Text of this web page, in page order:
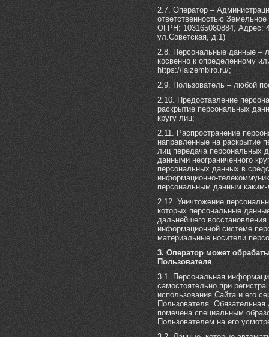
2.7. Оператор –
ответственностью
ОГРН: 103165080884, Адрес:
ул.Советская, д.1)
2.8. Персональные данные –
косвенно к определенному
https://laizembiro.ru/;
2.9. Пользователь – любой
2.10. Предоставление
раскрытие персональных
кругу лиц;
2.11. Распространение
направленные на раскрытие
лиц передача персональных
данными неограниченного
персональных данных в
информационно-
персональным данным
2.12. Уничтожение
которых персональные
дальнейшего
информационной системе
материальные носители
3. Оператор может
Пользователя
3.1. Персональная
самостоятельно при
использования Сайта и его
Пользователя.
помечена специальным
Пользователем на его